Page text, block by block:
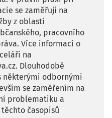
se zaměřuji na
z oblasti
pracovního
Více informací o
na
Dlouhodobě
některými odbornými
se zaměřením na
problematiku a
časopisů